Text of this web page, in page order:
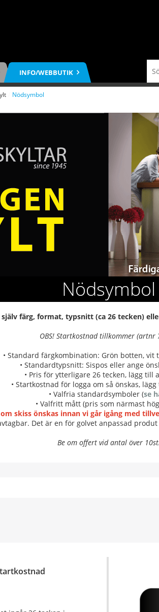
INFO/WEBBUTIK
Nödsymbol
Nödsymbol
själv färg, format, typsnitt (ca 26 tecken)
OBS! Startkostnad tillkommer (artnr
• Standard färgkombination: Grön botten, vit
• Standardtypsnitt: Sispos eller ange
• Pris för ytterligare 26 tecken, lägg till
• Startkostnad för logga om så önskas,
• Valfria standardsymboler (se
• Valfritt mått (pris som närmast
skiss önskas innan vi går igång med
Det är en för golvet anpassad
Be om offert vid antal över